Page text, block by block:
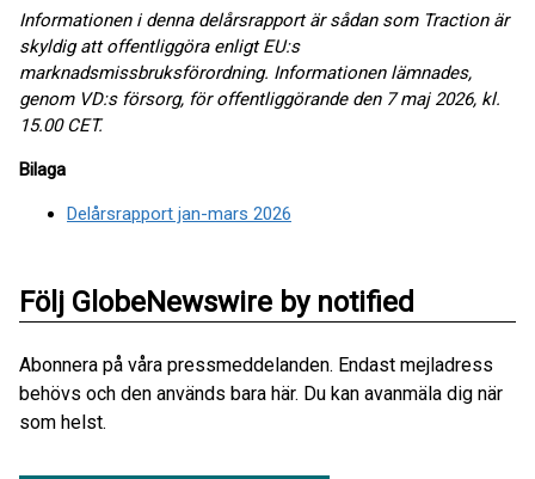
Informationen i denna delårsrapport är sådan som Traction är
skyldig att offentliggöra enligt EU:s
marknadsmissbruksförordning. Informationen lämnades,
genom VD:s försorg, för offentliggörande den 7 maj 2026, kl.
15.00 CET.
Bilaga
Delårsrapport jan-mars 2026
Följ GlobeNewswire by notified
Abonnera på våra pressmeddelanden. Endast mejladress
behövs och den används bara här. Du kan avanmäla dig när
som helst.